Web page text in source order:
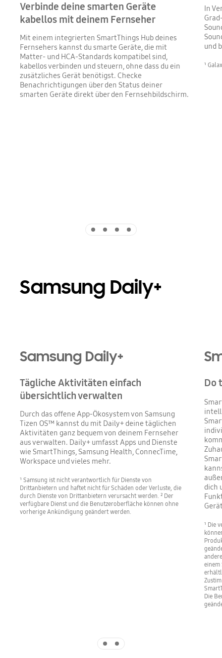
Verbinde deine smarten Geräte
kabellos mit deinem Fernseher
Mit einem integrierten SmartThings Hub deines
Fernsehers kannst du smarte Geräte, die mit
Matter- und HCA-Standards kompatibel sind,
kabellos verbinden und steuern, ohne dass du ein
zusätzliches Gerät benötigst. Checke
Benachrichtigungen über den Status deiner
smarten Geräte direkt über den Fernsehbildschirm.
In
und
¹
Samsung Daily+
Samsung Daily+
Tägliche Aktivitäten einfach
übersichtlich verwalten
Durch das offene App-Ökosystem von Samsung
Tizen OS™ kannst du mit Daily+ deine täglichen
Aktivitäten ganz bequem von deinem Fernseher
aus verwalten. Daily+ umfasst Apps und Dienste
wie SmartThings, Samsung Health, ConnecTime,
Workspace und vieles mehr.
¹ Samsung ist nicht verantwortlich für Dienste von
Drittanbietern und haftet nicht für Schäden oder Verluste, die
durch Dienste von Drittanbietern verursacht werden. ² Der
verfügbare Dienst und die Benutzeroberfläche können ohne
vorherige Ankündigung geändert werden.
Do
dich
¹ Die
einem
Die